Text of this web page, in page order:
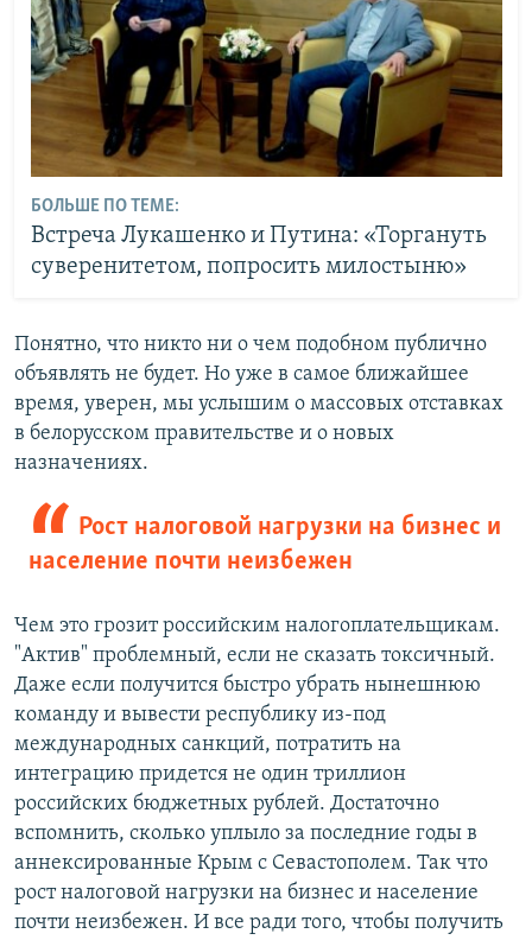
БОЛЬШЕ ПО ТЕМЕ:
Встреча Лукашенко и Путина: «Торгануть
суверенитетом, попросить милостыню»
Понятно, что никто ни о чем подобном публично
объявлять не будет. Но уже в самое ближайшее
время, уверен, мы услышим о массовых отставках
в белорусском правительстве и о новых
назначениях.
Рост налоговой нагрузки на бизнес и
население почти неизбежен
Чем это грозит российским налогоплательщикам.
"Актив" проблемный, если не сказать токсичный.
Даже если получится быстро убрать нынешнюю
команду и вывести республику из-под
международных санкций, потратить на
интеграцию придется не один триллион
российских бюджетных рублей. Достаточно
вспомнить, сколько уплыло за последние годы в
аннексированные Крым с Севастополем. Так что
рост налоговой нагрузки на бизнес и население
почти неизбежен. И все ради того, чтобы получить